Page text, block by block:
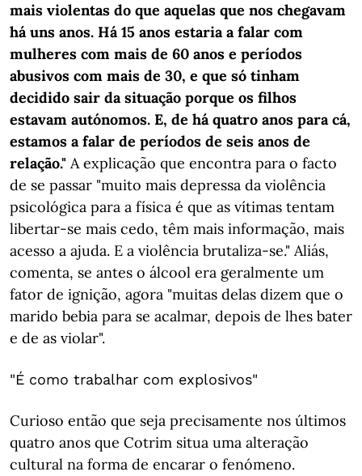
mais violentas do que aquelas que nos chegavam
há uns anos. Há 15 anos estaria a falar com
mulheres com mais de 60 anos e períodos
abusivos com mais de 30, e que só tinham
decidido sair da situação porque os filhos
estavam autónomos. E, de há quatro anos para cá,
estamos a falar de períodos de seis anos de
relação." A explicação que encontra para o facto
de se passar "muito mais depressa da violência
psicológica para a física é que as vítimas tentam
libertar-se mais cedo, têm mais informação, mais
acesso a ajuda. E a violência brutaliza-se." Aliás,
comenta, se antes o álcool era geralmente um
fator de ignição, agora "muitas delas dizem que o
marido bebia para se acalmar, depois de lhes bater
e de as violar".
"É como trabalhar com explosivos"
Curioso então que seja precisamente nos últimos
quatro anos que Cotrim situa uma alteração
cultural na forma de encarar o fenómeno.